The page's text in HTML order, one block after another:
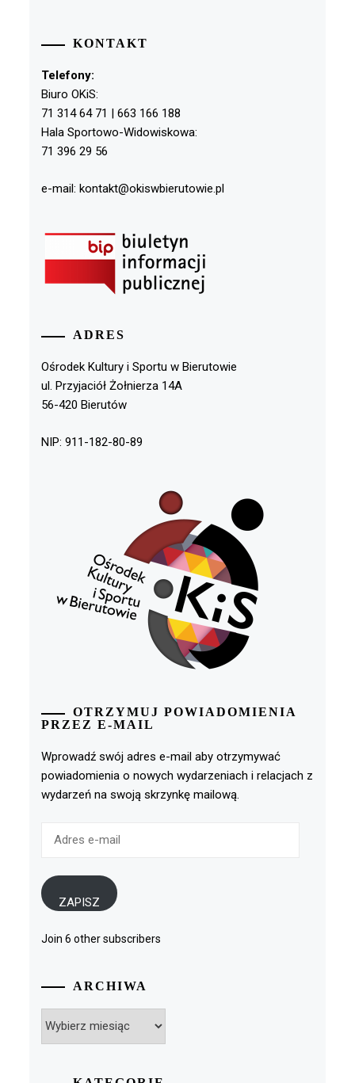
KONTAKT
Telefony:
Biuro OKiS:
71 314 64 71 | 663 166 188
Hala Sportowo-Widowiskowa:
71 396 29 56
e-mail: kontakt@okiswbierutowie.pl
ADRES
Ośrodek Kultury i Sportu w Bierutowie
ul. Przyjaciół Żołnierza 14A
56-420 Bierutów
NIP: 911-182-80-89
OTRZYMUJ POWIADOMIENIA
PRZEZ E-MAIL
Wprowadź swój adres e-mail aby otrzymywać
powiadomienia o nowych wydarzeniach i relacjach z
wydarzeń na swoją skrzynkę mailową.
ZAPISZ
Join 6 other subscribers
ARCHIWA